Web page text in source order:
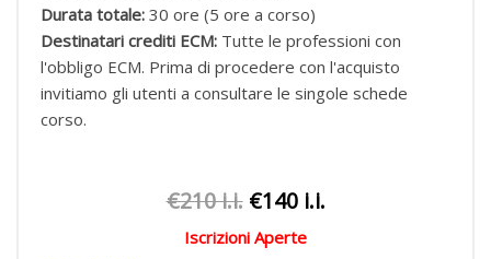
Durata totale: 30 ore (5 ore a corso)
Destinatari crediti ECM: Tutte le professioni con
l'obbligo ECM. Prima di procedere con l'acquisto
invitiamo gli utenti a consultare le singole schede
corso.
€210 i.i. €140 i.i.
Iscrizioni Aperte